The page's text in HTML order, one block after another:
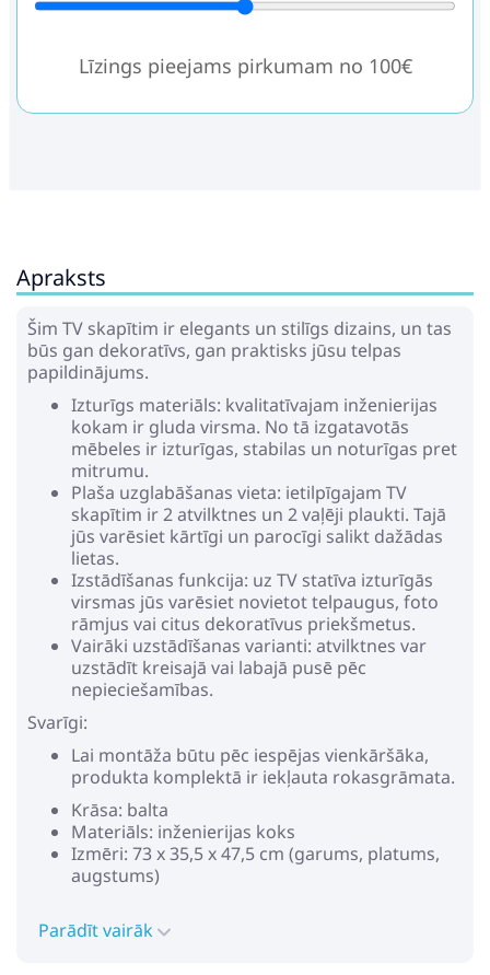
Līzings pieejams pirkumam no 100€
Apraksts
Šim TV skapītim ir elegants un stilīgs dizains, un tas
būs gan dekoratīvs, gan praktisks jūsu telpas
papildinājums.
Izturīgs materiāls: kvalitatīvajam inženierijas
kokam ir gluda virsma. No tā izgatavotās
mēbeles ir izturīgas, stabilas un noturīgas pret
mitrumu.
Plaša uzglabāšanas vieta: ietilpīgajam TV
skapītim ir 2 atvilktnes un 2 vaļēji plaukti. Tajā
jūs varēsiet kārtīgi un parocīgi salikt dažādas
lietas.
Izstādīšanas funkcija: uz TV statīva izturīgās
virsmas jūs varēsiet novietot telpaugus, foto
rāmjus vai citus dekoratīvus priekšmetus.
Vairāki uzstādīšanas varianti: atvilktnes var
uzstādīt kreisajā vai labajā pusē pēc
nepieciešamības.
Svarīgi:
Lai montāža būtu pēc iespējas vienkāršāka,
produkta komplektā ir iekļauta rokasgrāmata.
Krāsa: balta
Materiāls: inženierijas koks
Izmēri: 73 x 35,5 x 47,5 cm (garums, platums,
augstums)
Parādīt vairāk